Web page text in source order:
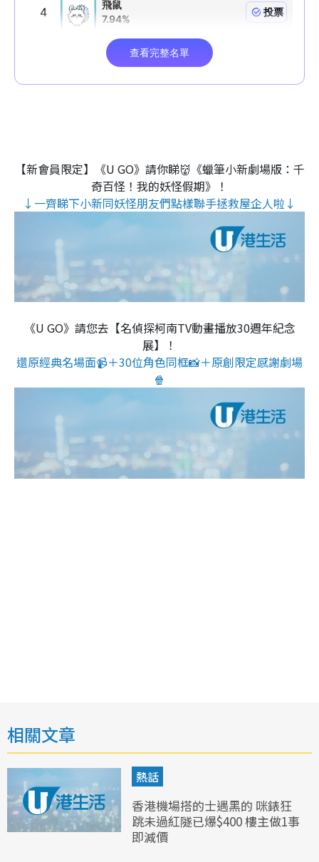
【新會員限定】《U GO》請你睇👹《蠟筆小新劇場版：千
奇百怪！我的妖怪假期》！
↓一齊睇下小新同妖怪朋友們點樣聯手拯救屋企人啦↓
《U GO》請您去【名偵探柯南TV動畫播放30週年紀念
展】！
還原經典名場面📹＋30位角色同框📸＋原創限定感謝劇場
🍿
相關文章
熱話
香港機場搭的士遇黑的 咪錶狂
跳未過紅隧已爆$400 樓主做1事
即減價